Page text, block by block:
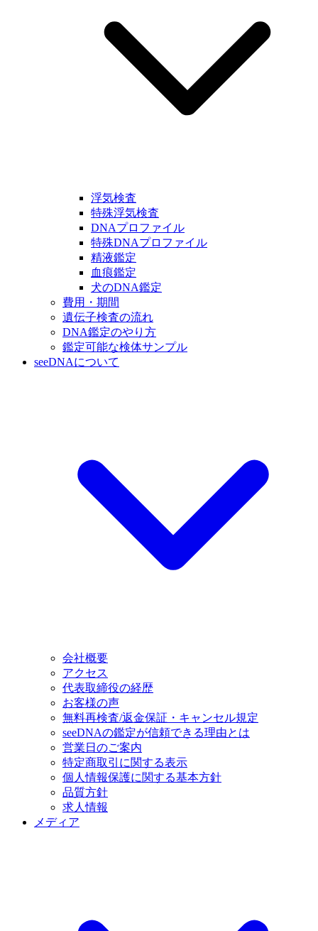
浮気検査
特殊浮気検査
DNAプロファイル
特殊DNAプロファイル
精液鑑定
血痕鑑定
犬のDNA鑑定
費用・期間
遺伝子検査の流れ
DNA鑑定のやり方
鑑定可能な検体サンプル
seeDNAについて
会社概要
アクセス
代表取締役の経歴
お客様の声
無料再検査/返金保証・キャンセル規定
seeDNAの鑑定が信頼できる理由とは
営業日のご案内
特定商取引に関する表示
個人情報保護に関する基本方針
品質方針
求人情報
メディア